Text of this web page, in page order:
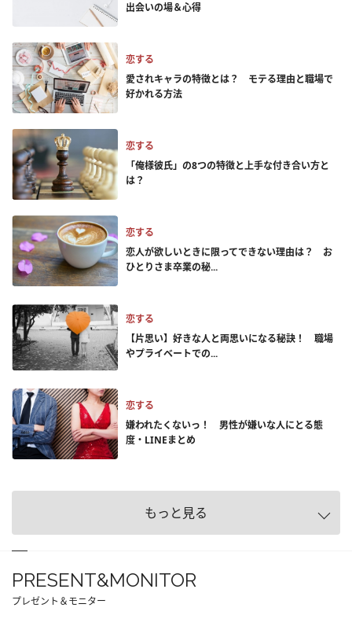
出会いの場＆心得
恋する
愛されキャラの特徴とは？ モテる理由と職場で
好かれる方法
恋する
「俺様彼氏」の8つの特徴と上手な付き合い方と
は？
恋する
恋人が欲しいときに限ってできない理由は？ お
ひとりさま卒業の秘...
恋する
【片思い】好きな人と両思いになる秘訣！ 職場
やプライベートでの...
恋する
嫌われたくないっ！ 男性が嫌いな人にとる態
度・LINEまとめ
もっと見る
PRESENT&MONITOR
プレゼント＆モニター